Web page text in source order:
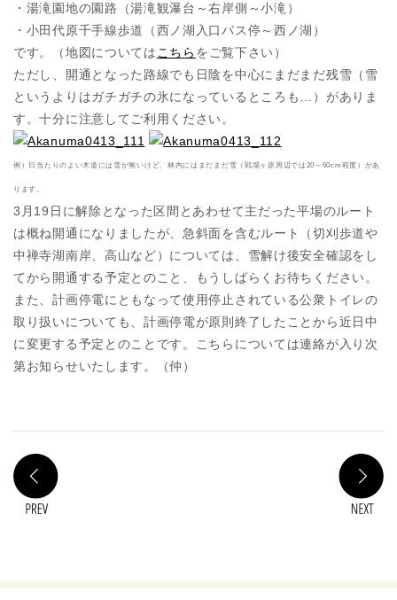
・湯滝園地の園路（湯滝観瀑台～右岸側～小滝）
・小田代原千手線歩道（西ノ湖入口バス停～西ノ湖）
です。（地図については こちら をご覧下さい）
ただし、開通となった路線でも日陰を中心にまだまだ残雪（雪
というよりはガチガチの氷になっているところも…）がありま
す。十分に注意してご利用ください。
例）日当たりのよい木道には雪が無いけど、林内にはまだまだ雪（戦場ヶ原周辺では20～60cm程度）があ
ります。
3月19日に解除となった区間とあわせて主だった平場のルート
は概ね開通になりましたが、急斜面を含むルート（切刈歩道や
中禅寺湖南岸、高山など）については、雪解け後安全確認をし
てから開通する予定とのこと、もうしばらくお待ちください。
また、計画停電にともなって使用停止されている公衆トイレの
取り扱いについても、計画停電が原則終了したことから近日中
に変更する予定とのことです。こちらについては連絡が入り次
第お知らせいたします。（仲）